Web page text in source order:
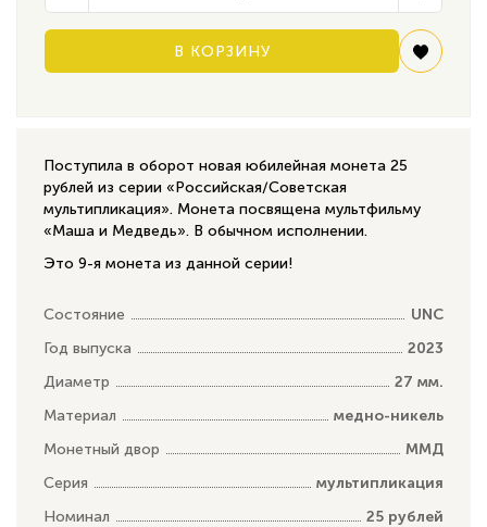
В КОРЗИНУ
Поступила в оборот новая юбилейная монета 25
рублей из серии «Российская/Советская
мультипликация». Монета посвящена мультфильму
«Маша и Медведь». В обычном исполнении.
Это 9-я монета из данной серии!
Состояние
UNC
Год выпуска
2023
Диаметр
27 мм.
Материал
медно-никель
Монетный двор
ММД
Серия
мультипликация
Номинал
25 рублей